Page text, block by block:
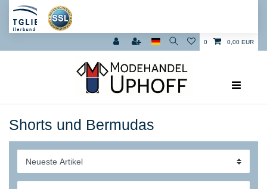
0 0,00 EUR
Shorts und Bermudas